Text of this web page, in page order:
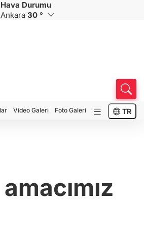
CAD
33,9560
Hava Durumu
Ankara 30 °
Video Galeri Foto Galeri TR